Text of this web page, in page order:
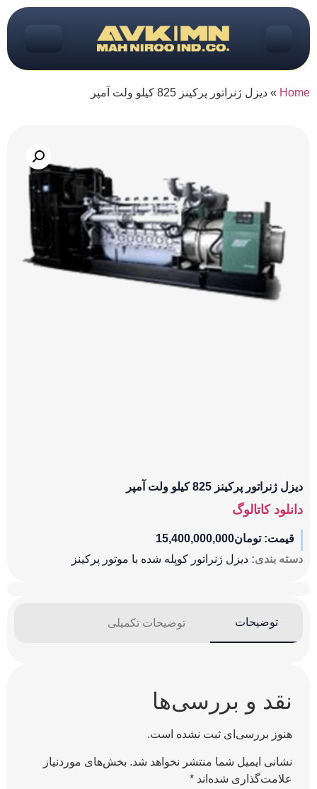
Home
» دیزل ژنراتور پرکینز 825 کیلو ولت آمپر
دیزل ژنراتور پرکینز 825 کیلو ولت آمپر
دانلود کاتالوگ
قیمت:تومان15,400,000,000
دسته بندی: دیزل ژنراتور کوپله شده با موتور پرکینز
توضیحات توضیحات تکمیلی
نقد و بررسی‌ها
هنوز بررسی‌ای ثبت نشده است.
نشانی ایمیل شما منتشر نخواهد شد. بخش‌های موردنیاز
علامت‌گذاری شده‌اند *